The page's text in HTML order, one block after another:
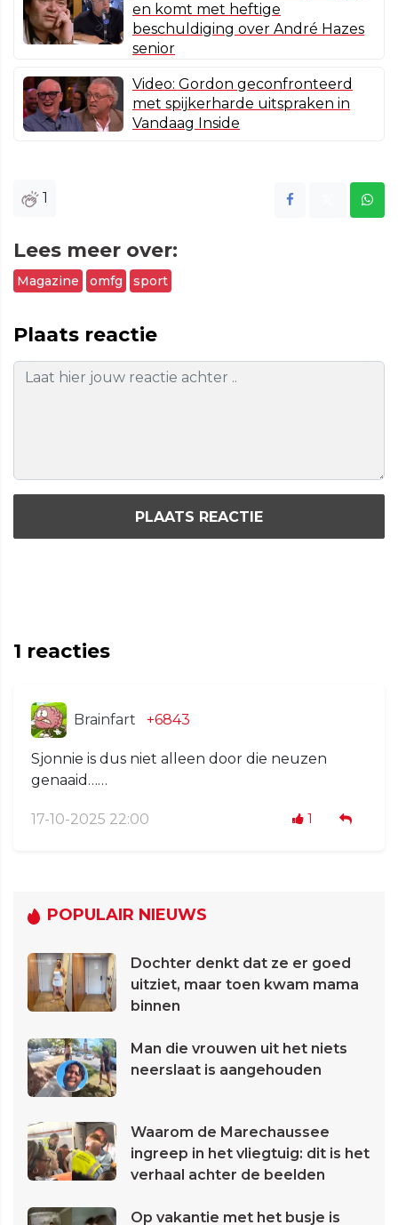
en komt met heftige
beschuldiging over André Hazes
senior
Video: Gordon geconfronteerd
met spijkerharde uitspraken in
Vandaag Inside
1
Lees meer over:
Magazine omfg sport
Plaats reactie
PLAATS REACTIE
1 reacties
Brainfart +6843
Sjonnie is dus niet alleen door die neuzen
genaaid……
17-10-2025 22:00 1
POPULAIR NIEUWS
Dochter denkt dat ze er goed
uitziet, maar toen kwam mama
binnen
Man die vrouwen uit het niets
neerslaat is aangehouden
Waarom de Marechaussee
ingreep in het vliegtuig: dit is het
verhaal achter de beelden
Op vakantie met het busje is